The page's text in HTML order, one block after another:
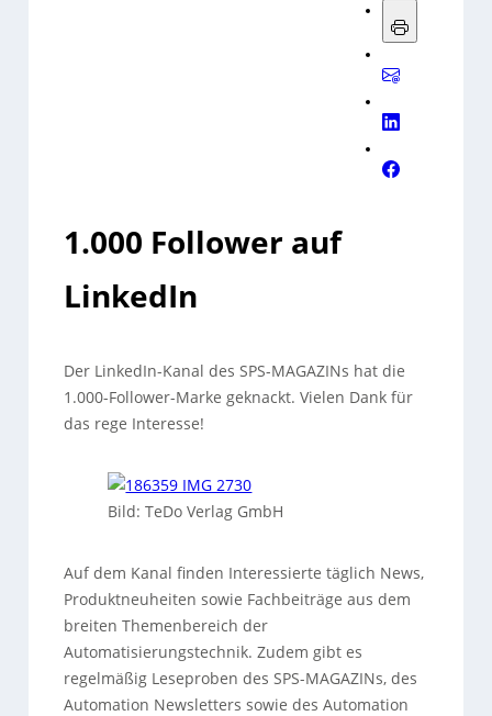
1.000 Follower auf
LinkedIn
Der LinkedIn-Kanal des SPS-MAGAZINs hat die
1.000-Follower-Marke geknackt. Vielen Dank für
das rege Interesse!
Bild: TeDo Verlag GmbH
Auf dem Kanal finden Interessierte täglich News,
Produktneuheiten sowie Fachbeiträge aus dem
breiten Themenbereich der
Automatisierungstechnik. Zudem gibt es
regelmäßig Leseproben des SPS-MAGAZINs, des
Automation Newsletters sowie des Automation